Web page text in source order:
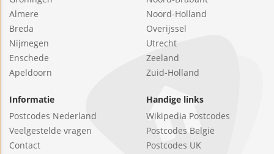
Almere
Breda
Nijmegen
Enschede
Apeldoorn
Noord-Holland
Overijssel
Utrecht
Zeeland
Zuid-Holland
Informatie
Postcodes Nederland
Veelgestelde vragen
Contact
Handige links
Wikipedia Postcodes
Postcodes België
Postcodes UK